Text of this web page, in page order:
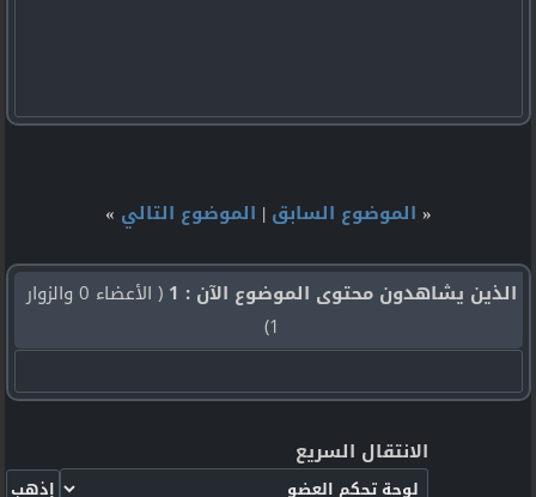
« الموضوع السابق | الموضوع التالي »
الذين يشاهدون محتوى الموضوع الآن : 1
( الأعضاء 0 والزوار
1)
الانتقال السريع